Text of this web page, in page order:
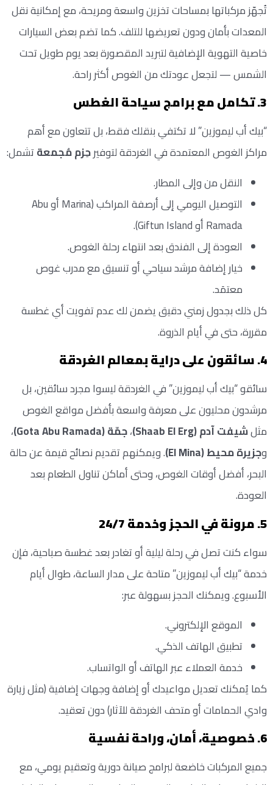
تُجهّز مركباتها بمساحات تخزين واسعة ومريحة، مع إمكانية نقل
المعدات بأمان ودون تعريضها للتلف. كما تضم بعض السيارات
خاصية التهوية الإضافية لتبريد المقصورة بعد يوم طويل تحت
الشمس — لتجعل عودتك من الغوص أكثر راحة.
3. تكامل مع برامج سياحة الغطس
“بيك أب ليموزين” لا تكتفي بنقلك فقط، بل تتعاون مع أهم
مراكز الغوص المعتمدة في الغردقة لتوفيرحِزم مُجمعةتشمل:
النقل من وإلى المطار.
التوصيل اليومي إلى أرصفة المراكب (Marina أو Abu
Ramada أو Giftun Island).
العودة إلى الفندق بعد انتهاء رحلة الغوص.
خيار إضافة مرشد سياحي أو تنسيق مع مدرب غوص
معتمَد.
كل ذلك بجدول زمني دقيق يضمن لك عدم تفويت أي غطسة
مقررة، حتى في أيام الذروة.
4. سائقون على دراية بمعالم الغردقة
سائقو “بيك أب ليموزين” في الغردقة ليسوا مجرد سائقين، بل
مرشدون محليون على معرفة واسعة بأفضل مواقع الغوص
مثلشيفت آدم (Shaab El Erg) ،جمّة (Gota Abu Ramada)
،
وجزيرة محيط (El Mina)
. ويمكنهم تقديم نصائح قيمة عن حالة
البحر، أفضل أوقات الغوص، وحتى أماكن تناول الطعام بعد
العودة.
5. مرونة في الحجز وخدمة 24/7
سواء كنت تصل في رحلة ليلية أو تغادر بعد غطسة صباحية، فإن
خدمة “بيك أب ليموزين” متاحة على مدار الساعة، طوال أيام
الأسبوع. ويمكنك الحجز بسهولة عبر:
الموقع الإلكتروني.
تطبيق الهاتف الذكي.
خدمة العملاء عبر الهاتف أو الواتساب.
كما يُمكنك تعديل مواعيدك أو إضافة وجهات إضافية (مثل زيارة
وادي الحمامات أو متحف الغردقة للآثار) دون تعقيد.
6. خصوصية، أمان، وراحة نفسية
جميع المركبات خاضعة لبرامج صيانة دورية وتعقيم يومي، مع